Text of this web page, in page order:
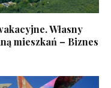
Własny
mieszkań – Biznes